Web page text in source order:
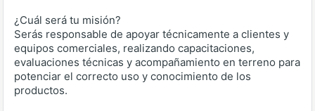
¿Cuál será tu misión?
Serás responsable de apoyar técnicamente a clientes y
equipos comerciales, realizando capacitaciones,
evaluaciones técnicas y acompañamiento en terreno para
potenciar el correcto uso y conocimiento de los
productos.